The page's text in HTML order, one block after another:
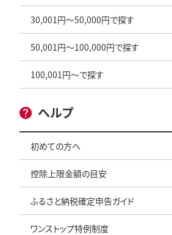
30,001円～50,000円で探す
50,001円～100,000円で探す
100,001円～で探す
ヘルプ
初めての方へ
控除上限金額の目安
ふるさと納税確定申告ガイド
ワンストップ特例制度